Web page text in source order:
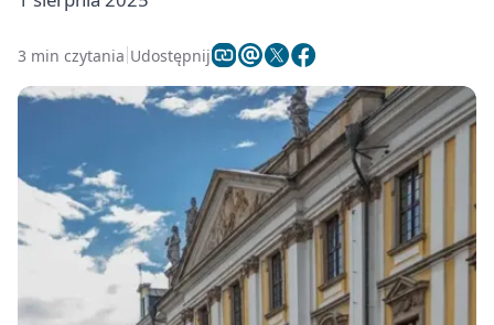
3 min czytania Udostępnij